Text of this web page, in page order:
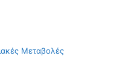
Μεταβολές